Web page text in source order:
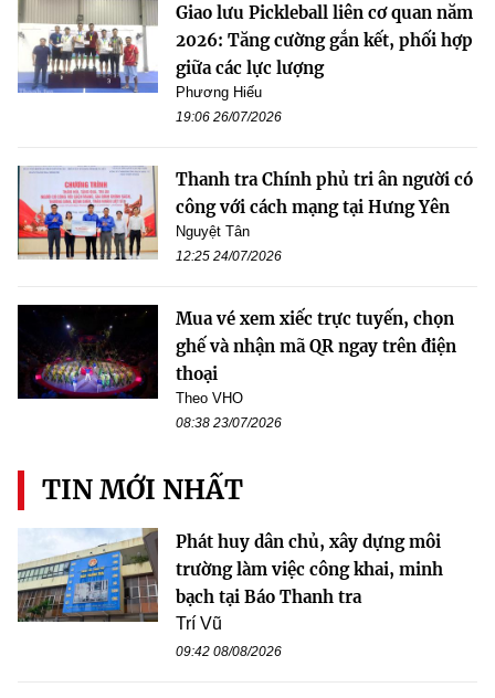
Giao lưu Pickleball liên cơ quan năm
2026: Tăng cường gắn kết, phối hợp
giữa các lực lượng
Phương Hiếu
19:06 26/07/2026
Thanh tra Chính phủ tri ân người có
công với cách mạng tại Hưng Yên
Nguyệt Tân
12:25 24/07/2026
Mua vé xem xiếc trực tuyến, chọn
ghế và nhận mã QR ngay trên điện
thoại
Theo VHO
08:38 23/07/2026
TIN MỚI NHẤT
Phát huy dân chủ, xây dựng môi
trường làm việc công khai, minh
bạch tại Báo Thanh tra
Trí Vũ
09:42 08/08/2026